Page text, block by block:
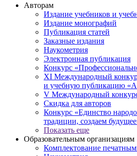
Авторам
Издание учебников и
Издание монографий
Публикация статей
Заказные издания
Наукометрия
Электронная публикация
Конкурс
XI Международный
и учебную публикацию
V Международный
Скидка для авторов
Конкурс «Единство
традиции, создаем
Показать еще
Образовательным организациям
Комплектование